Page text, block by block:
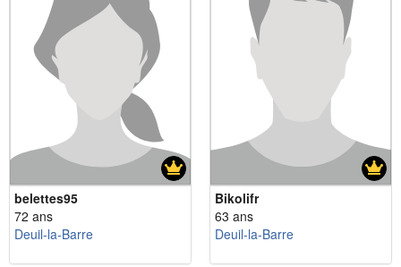
belettes95
72 ans
Deuil-la-Barre
Bikolifr
63 ans
Deuil-la-Barre